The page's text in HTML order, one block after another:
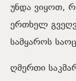
უნდა ვიყოთ,
ერთხელ
სამყაროს
ღმერთი